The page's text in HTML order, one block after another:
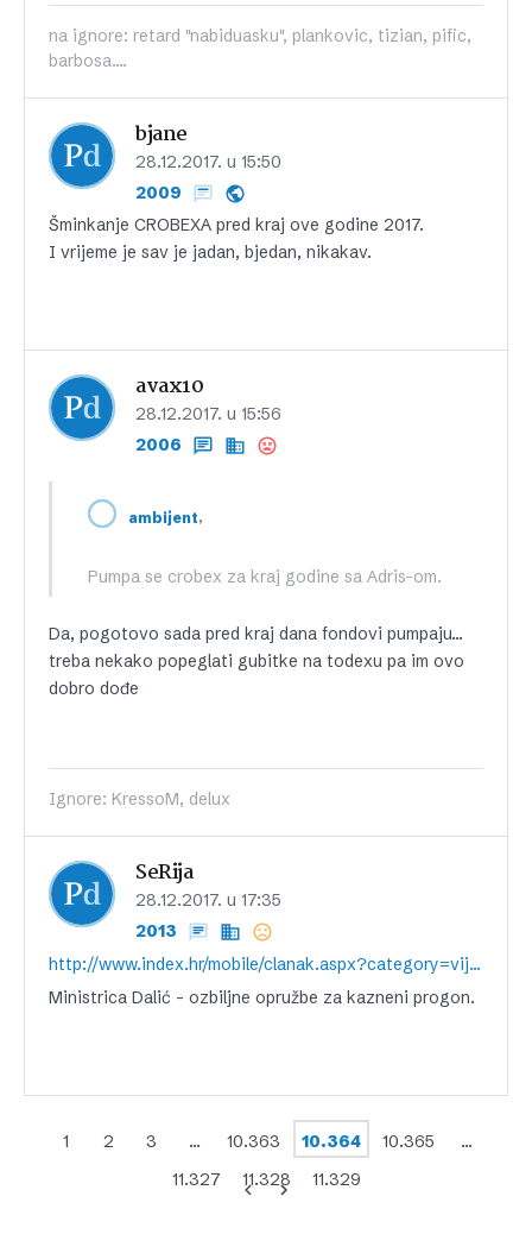
na ignore: retard "nabiduasku", plankovic, tizian, pific,
barbosa....
bjane
28.12.2017. u 15:50
2009
Šminkanje CROBEXA pred kraj ove godine 2017.
I vrijeme je sav je jadan, bjedan, nikakav.
avax10
28.12.2017. u 15:56
2006
ambijent,
Pumpa se crobex za kraj godine sa Adris-om.
Da, pogotovo sada pred kraj dana fondovi pumpaju…
treba nekako popeglati gubitke na todexu pa im ovo
dobro dođe
Ignore: KressoM, delux
SeRija
28.12.2017. u 17:35
2013
http://www.index.hr/mobile/clanak.aspx?category=vijesti&id=1016221
Ministrica Dalić – ozbiljne opružbe za kazneni progon.
1 2 3 … 10.363 10.364 10.365
…
11.327
11.328 11.329